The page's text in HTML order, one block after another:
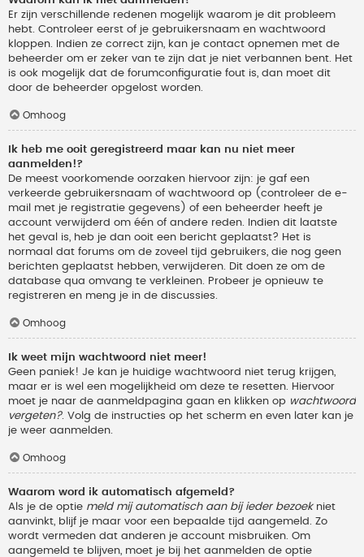
Er zijn verschillende redenen mogelijk waarom je dit probleem
hebt. Controleer eerst of je gebruikersnaam en wachtwoord
kloppen. Indien ze correct zijn, kan je contact opnemen met de
beheerder om er zeker van te zijn dat je niet verbannen bent. Het
is ook mogelijk dat de forumconfiguratie fout is, dan moet dit
door de beheerder opgelost worden.
Omhoog
Ik heb me ooit geregistreerd maar kan nu niet meer
aanmelden!?
De meest voorkomende oorzaken hiervoor zijn: je gaf een
verkeerde gebruikersnaam of wachtwoord op (controleer de e-
mail met je registratie gegevens) of een beheerder heeft je
account verwijderd om één of andere reden. Indien dit laatste
het geval is, heb je dan ooit een bericht geplaatst? Het is
normaal dat forums om de zoveel tijd gebruikers, die nog geen
berichten geplaatst hebben, verwijderen. Dit doen ze om de
database qua omvang te verkleinen. Probeer je opnieuw te
registreren en meng je in de discussies.
Omhoog
Ik weet mijn wachtwoord niet meer!
Geen paniek! Je kan je huidige wachtwoord niet terug krijgen,
maar er is wel een mogelijkheid om deze te resetten. Hiervoor
moet je naar de aanmeldpagina gaan en klikken op wachtwoord
vergeten?. Volg de instructies op het scherm en even later kan je
je weer aanmelden.
Omhoog
Waarom word ik automatisch afgemeld?
Als je de optie meld mij automatisch aan bij ieder bezoekniet
aanvinkt, blijf je maar voor een bepaalde tijd aangemeld. Zo
wordt vermeden dat anderen je account misbruiken. Om
aangemeld te blijven, moet je bij het aanmelden de optie